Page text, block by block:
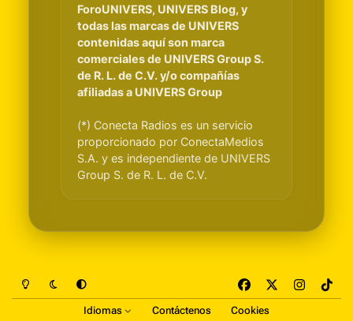
ForoUNIVERS, UNIVERS Blog, y
todas las marcas de UNIVERS
contenidas aquí son marca
comerciales de UNIVERS Group S.
de R. L. de C.V. y/o compañías
afiliadas a UNIVERS Group
(*) Conecta Radios es un servicio
proporcionado por ConectaMedios
S.A. y es independiente de UNIVERS
Group S. de R. L. de C.V.
Light ModeDark ModeSystem Preference
a
c
n
i
Idiomas Contáctenos Cookies